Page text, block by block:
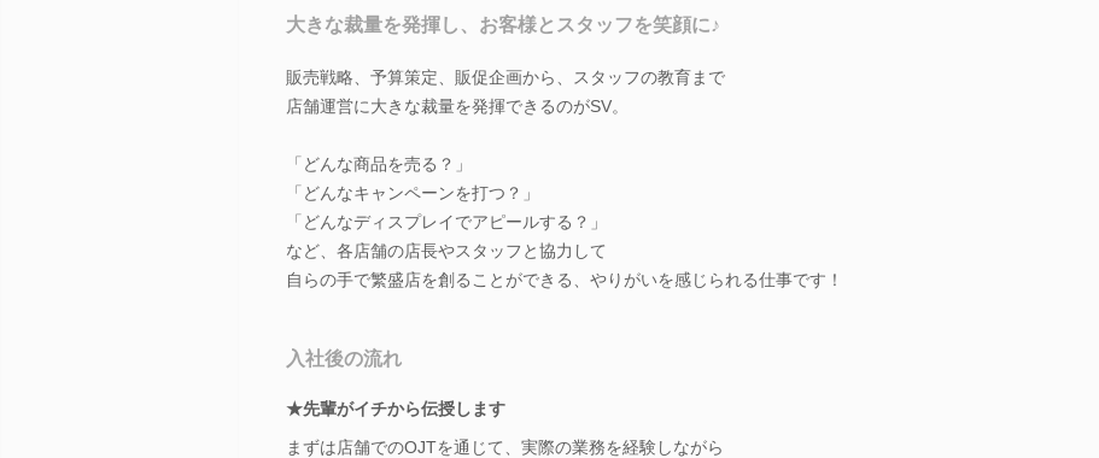
大きな裁量を発揮し、お客様とスタッフを笑顔に♪
販売戦略、予算策定、販促企画から、スタッフの教育まで
店舗運営に大きな裁量を発揮できるのがSV。
「どんな商品を売る？」
「どんなキャンペーンを打つ？」
「どんなディスプレイでアピールする？」
など、各店舗の店長やスタッフと協力して
自らの手で繁盛店を創ることができる、やりがいを感じられる仕事です！
入社後の流れ
★先輩がイチから伝授します
まずは店舗でのOJTを通じて、実際の業務を経験しながら